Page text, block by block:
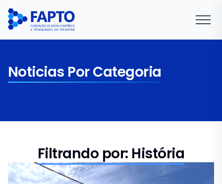
Noticias Por Categoria
Filtrando por: História